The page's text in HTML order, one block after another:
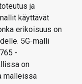
ja
käyttävät
erikoisuus on
5G-malli
-
on
malleissa